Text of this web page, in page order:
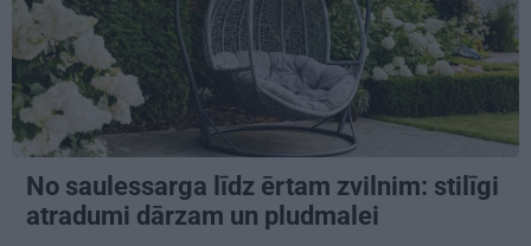
No saulessarga līdz ērtam zvilnim: stilīgi
atradumi dārzam un pludmalei